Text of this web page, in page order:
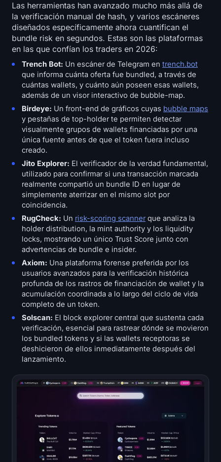
Las herramientas han avanzado mucho más allá de
la verificación manual de hash, y varios escáneres
diseñados específicamente ahora cuantifican el
bundle risk en segundos. Estas son las plataformas
en las que confían los traders en 2026:
Trench Bot: Un escáner de Telegram en trench.bot
que informa cuánta oferta fue bundled, a través de
cuántas wallets, y cuánto aún poseen esas wallets,
además de un visor interactivo de bubble-map.
Birdeye: Un front-end de gráficos cuyas bubble maps
y pestañas de top-holder te permiten detectar
visualmente grupos de wallets financiadas por una
única fuente antes de que el token fuera incluso
creado.
Jito Explorer: El verificador de la verdad fundamental,
utilizado para confirmar si una transacción marcada
realmente compartió un bundle ID en lugar de
simplemente aterrizar en el mismo slot por
coincidencia.
RugCheck: Un risk-scoring scannerque analiza la
holder distribution, la mint authority y los liquidity
locks, mostrando un único Trust Score junto con
advertencias de bundle e insider.
Axiom: Una plataforma forense preferida por los
usuarios avanzados para la verificación histórica
profunda de los rastros de financiación de wallet y la
acumulación coordinada a lo largo del ciclo de vida
completo de un token.
Solscan: El block explorer central que sustenta cada
verificación, esencial para rastrear dónde se movieron
los bundled tokens y si las wallets receptoras se
deshicieron de ellos inmediatamente después del
lanzamiento.